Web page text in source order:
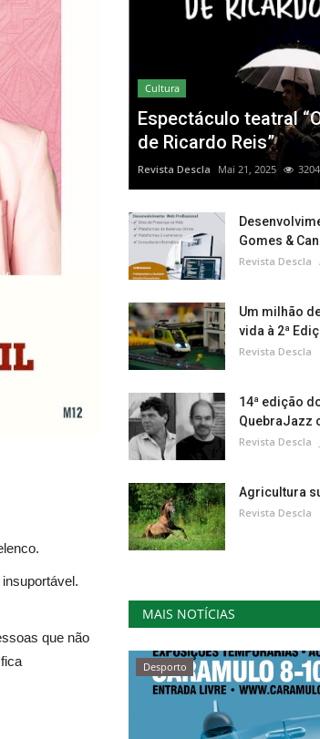
que não
Cultura
Espectáculo teatral
de Ricardo Reis”
Revista Descla Mai 21, 2025 3204
Gomes &
Revista Descla
Um milhão
vida à 2ª
Revista Descla
14ª edição
QuebraJazz
Revista Descla
Agricultura
Revista Descla
MAIS NOTÍCIAS
Desporto